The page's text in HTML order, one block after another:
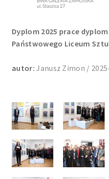
Dyplom 2025 prace
Państwowego Liceum
autor: Janusz Zimon /